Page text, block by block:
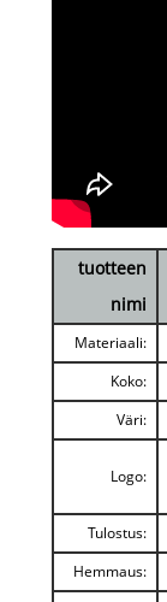
tuotteen
nimi
Materiaali:
Koko:
Väri:
Logo:
Tulostus:
Hemmaus: